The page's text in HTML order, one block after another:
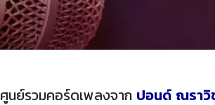
ศูนย์รวมคอร์ดเพลงจาก ปอนด์ ณรา